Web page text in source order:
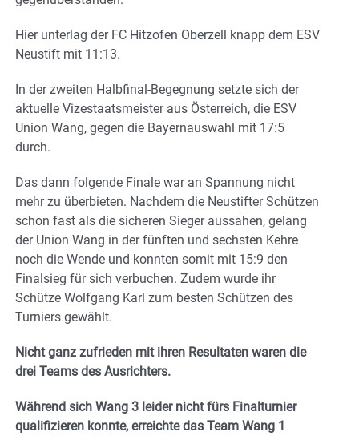
Hier unterlag der FC Hitzofen Oberzell knapp dem ESV
Neustift mit 11:13.
In der zweiten Halbfinal-Begegnung setzte sich der
aktuelle Vizestaatsmeister aus Österreich, die ESV
Union Wang, gegen die Bayernauswahl mit 17:5
durch.
Das dann folgende Finale war an Spannung nicht
mehr zu überbieten. Nachdem die Neustifter Schützen
schon fast als die sicheren Sieger aussahen, gelang
der Union Wang in der fünften und sechsten Kehre
noch die Wende und konnten somit mit 15:9 den
Finalsieg für sich verbuchen. Zudem wurde ihr
Schütze Wolfgang Karl zum besten Schützen des
Turniers gewählt.
Nicht ganz zufrieden mit ihren Resultaten waren die
drei Teams des Ausrichters.
Während sich Wang 3 leider nicht fürs Finalturnier
qualifizieren konnte, erreichte das Team Wang 1